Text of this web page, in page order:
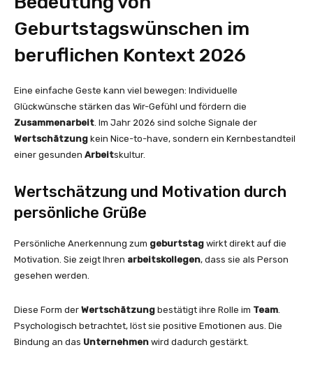
Geburtstagswünschen im
beruflichen Kontext 2026
Eine einfache Geste kann viel bewegen: Individuelle
Glückwünsche stärken das Wir-Gefühl und fördern die
Zusammenarbeit. Im Jahr 2026 sind solche Signale der
Wertschätzung kein Nice-to-have, sondern ein Kernbestandteil
einer gesunden Arbeitskultur.
Wertschätzung und Motivation durch
persönliche Grüße
Persönliche Anerkennung zum geburtstag wirkt direkt auf die
Motivation. Sie zeigt Ihren arbeitskollegen, dass sie als Person
gesehen werden.
Diese Form der Wertschätzung bestätigt ihre Rolle im Team.
Psychologisch betrachtet, löst sie positive Emotionen aus. Die
Bindung an das Unternehmen wird dadurch gestärkt.